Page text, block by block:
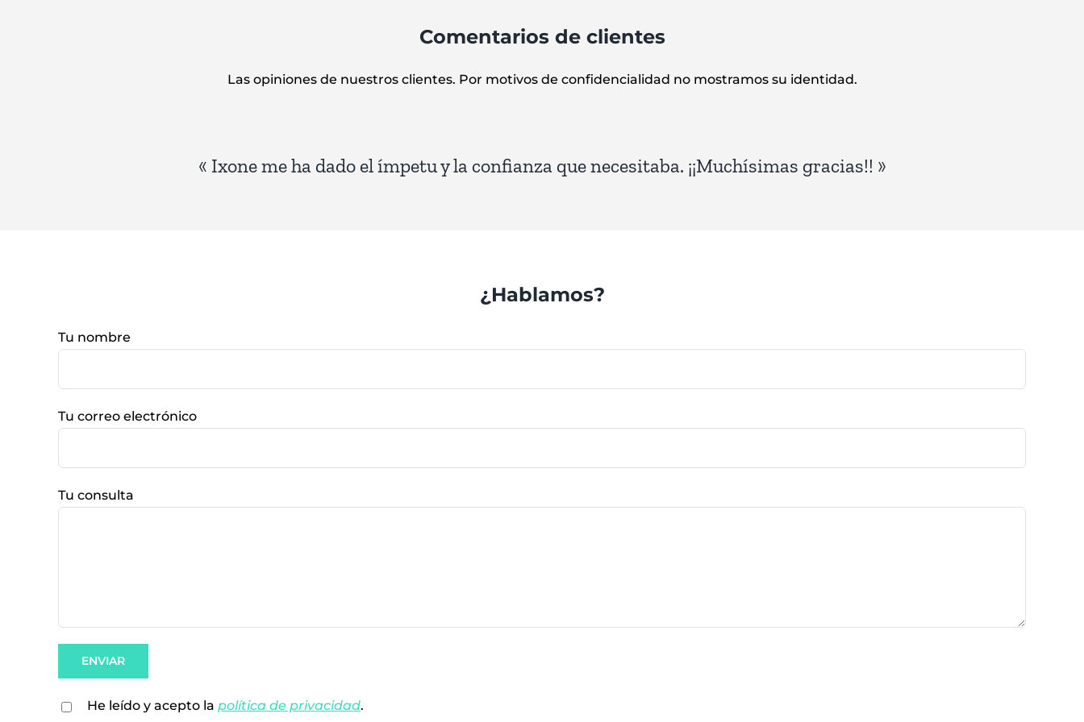
Comentarios de clientes
Las opiniones de nuestros clientes. Por motivos de confidencialidad no mostramos su identidad.
« Ixone me ha dado el ímpetu y la confianza que necesitaba. ¡¡Muchísimas gracias!! »
Hice un curso de formación en defensa oral y, en general, me sentí muy satisfecho. Recibí mucha ayuda
« Me ha servido de mucha ayuda.»
« Mejor imposible.»
¿Hablamos?
Tu nombre
Tu correo electrónico
Tu consulta
He leído y acepto la política de privacidad.